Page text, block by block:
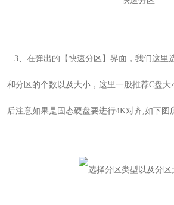
3、在弹出的【快速分区 】界面，我们这里
和分区的个数以及大小，这里一般推荐C盘大
后注意如果是固态硬盘要进行4K对齐,如下图